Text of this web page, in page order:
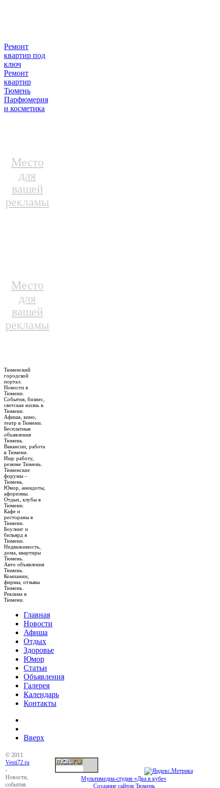
Ремонт
квартир под
ключ
Ремонт
квартир
Тюмень
Парфюмерия
и косметика
Место
для
вашей
рекламы
Место
для
вашей
рекламы
Тюменский
городской
портал.
Новости в
Тюмени.
События, бизнес,
светская жизнь в
Тюмени.
Афиша, кино,
театр в Тюмени.
Бесплатные
объявления
Тюмень.
Вакансии, работа
в Тюмени.
Ищу работу,
резюме Тюмень.
Тюменские
форумы –
Тюмень.
Юмор, анекдоты,
афоризмы.
Отдых, клубы в
Тюмени.
Кафе и
рестораны в
Тюмени.
Боулинг и
бильярд в
Тюмени.
Недвижимость,
дома, квартиры
Тюмень.
Авто объявления
Тюмень.
Компании,
фирмы, отзывы
Тюмень.
Реклама в
Тюмени.
Главная
Новости
Афиша
Отдых
Здоровье
Юмор
Статьи
Объявления
Галерея
Календарь
Контакты
Вверх
© 2011
Vesti72.ru
-
Новости,
события
Мультимедиа-студия «Два в кубе»
Создание сайтов Тюмень